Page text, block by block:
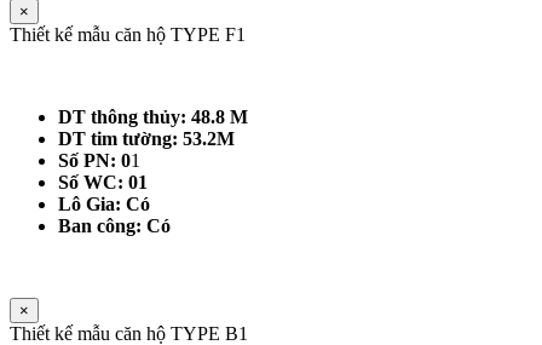
×
Thiết kế mẫu căn hộ TYPE F1
DT thông thủy: 48.8 M
DT tim tường: 53.2M
Số PN: 01
Số WC: 01
Lô Gia: Có
Ban công: Có
×
Thiết kế mẫu căn hộ TYPE B1